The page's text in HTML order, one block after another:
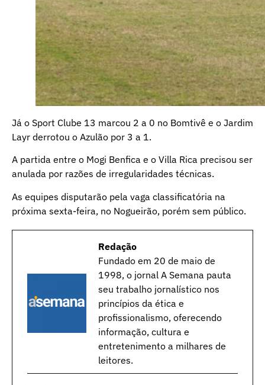
Já o Sport Clube 13 marcou 2 a 0 no Bomtivê e o Jardim
Layr derrotou o Azulão por 3 a 1.
A partida entre o Mogi Benfica e o Villa Rica precisou ser
anulada por razões de irregularidades técnicas.
As equipes disputarão pela vaga classificatória na
próxima sexta-feira, no Nogueirão, porém sem público.
Redação
Fundado em 20 de maio de
1998, o jornal A Semana pauta
seu trabalho jornalístico nos
princípios da ética e
profissionalismo, oferecendo
informação, cultura e
entretenimento a milhares de
leitores.